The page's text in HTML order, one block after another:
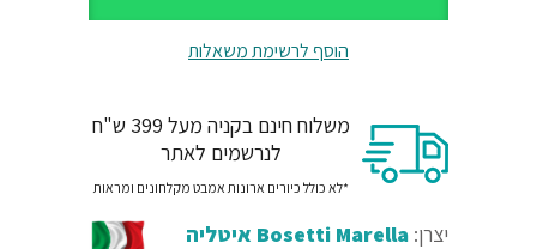
הוסף לרשימת משאלות
משלוח חינם בקניה מעל 399 ש"ח
לנרשמים לאתר
*לא כולל כיורים ארונות אמבט מקלחונים ומראות
יצרן: Bosetti Marella איטליה